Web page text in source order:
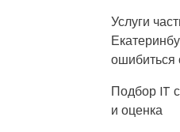
Услуги
Подбор IT
и оценка